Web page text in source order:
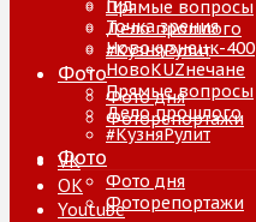
Прямые вопросы
Дело прошлого
#КузняРулит
Фото
Фото дня
Фоторепортажи
VK
ОК
Youtube
Гид
Точка зрения
Новокузнецк-400
НовоKUZнечане
Прямые вопросы
Дело прошлого
#КузняРулит
Фото
Фото дня
Фоторепортажи